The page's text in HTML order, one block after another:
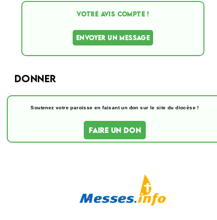
VOTRE AVIS COMPTE !
ENVOYER UN MESSAGE
Donner
Soutenez votre paroisse en faisant un don sur le site du diocèse !
FAIRE UN DON